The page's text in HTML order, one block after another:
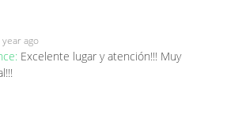
year ago
Excelente lugar y atención!!! Muy